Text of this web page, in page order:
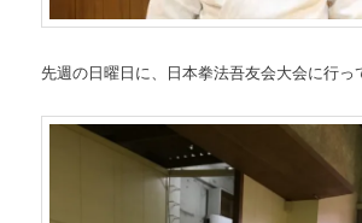
先週の日曜日に、日本拳法吾友会大会に行っ